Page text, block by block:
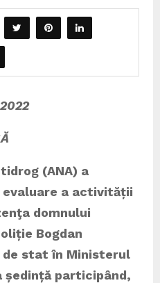
(ANA) a
a activității
domnului
Bogdan
de stat în Ministerul
participând,